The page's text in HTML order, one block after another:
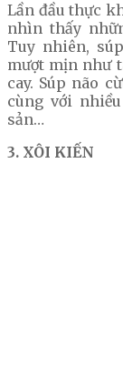
Lần đầu thực
nhìn thấy
Tuy nhiên,
mượt mịn như
cay. Súp não
cùng với
sản…
3. XÔI KIẾN